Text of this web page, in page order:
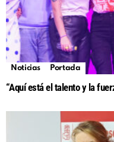
Noticias Portada
“Aquí está el talento y la